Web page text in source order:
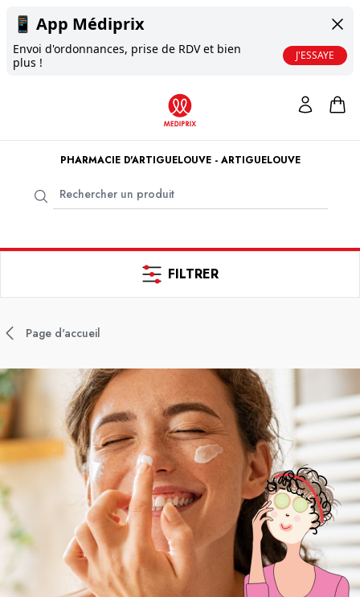
📱 App Médiprix
Envoi d'ordonnances, prise de RDV et bien
plus !
J'ESSAYE
PHARMACIE D'ARTIGUELOUVE - ARTIGUELOUVE
FILTRER
Page d'accueil